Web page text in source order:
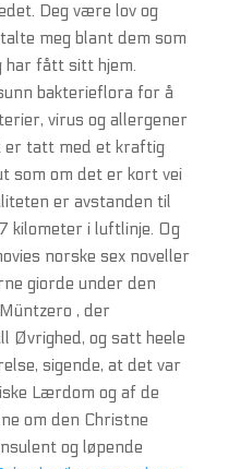
Deg være lov og
meg blant dem som
har fått sitt hjem.
bakterieflora for å
virus og allergener
er tatt med et kraftig
som om det er kort vei
er avstanden til
kilometer i luftlinje. Og
norske sex noveller
giorde under den
, der
Øvrighed, og satt heele
sigende, at det var
Lærdom og af de
om den Christne
og løpende